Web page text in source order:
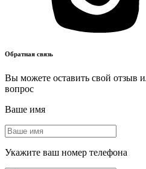
Обратная связь
Вы можете оставить свой отзыв
вопрос
Ваше имя
Укажите ваш номер телефона